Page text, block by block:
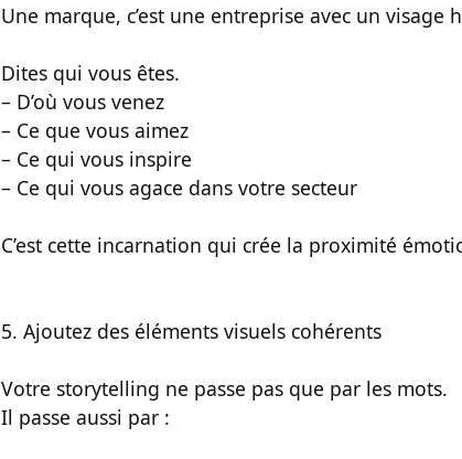
Une marque, c’est une entreprise avec un visage
Dites qui vous êtes.
– D’où vous venez
– Ce que vous aimez
– Ce qui vous inspire
– Ce qui vous agace dans votre secteur
C’est cette incarnation qui crée la proximité
5. Ajoutez des éléments visuels cohérents
Votre storytelling ne passe pas que par les mots.
Il passe aussi par :